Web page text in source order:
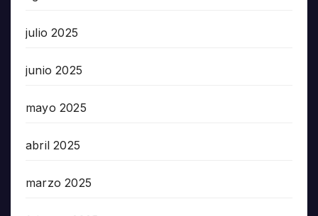
julio 2025
junio 2025
mayo 2025
abril 2025
marzo 2025